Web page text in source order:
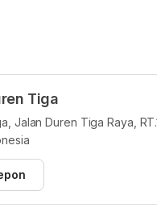
Tiga
Jalan Duren Tiga Raya,